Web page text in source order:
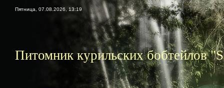
Пятница, 07.08.2026, 13:19
Питомник курильских бобтейлов